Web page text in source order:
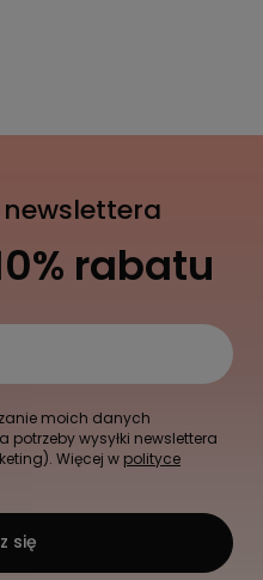
newslettera
rabatu
moich danych
wysyłki newslettera
Więcej w polityce
się